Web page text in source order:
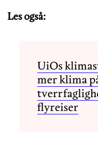
Les også:
UiOs
mer klima
flyreiser